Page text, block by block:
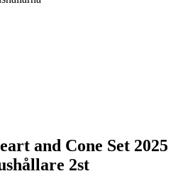
and Cone Set 2025
2st